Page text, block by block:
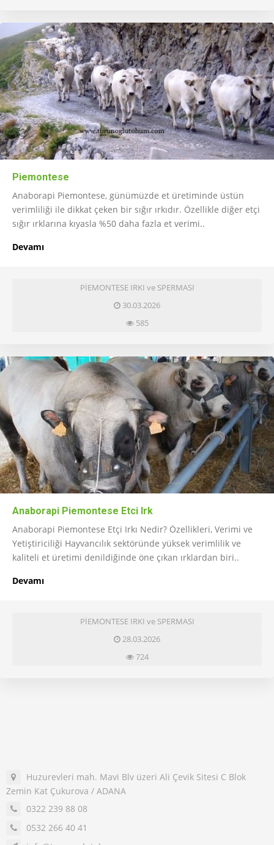
Piemontese
Anaborapi Piemontese, günümüzde et üretiminde üstün
verimliliği ile dikkat çeken bir sığır ırkıdır. Özellikle diğer etçi
sığır ırklarına kıyasla %50 daha fazla et verimi..
Devamı
PİEMONTESE IRKI ve SPERMASI
30.03.2026
585
Anaborapi Piemontese Etci Irk
Anaborapi Piemontese Etçi Irkı Nedir? Özellikleri, Verimi ve
Yetiştiriciliği Hayvancılık sektöründe yüksek verimlilik ve
kaliteli et üretimi denildiğinde öne çıkan ırklardan biri..
Devamı
PİEMONTESE IRKI ve SPERMASI
28.03.2026
724
Huzurevleri mah. Mavi Blv üzeri Ali Çevik Sitesi C Blok
Zemin Kat Çukurova / ADANA
0322 239 88 08
0532 266 40 41